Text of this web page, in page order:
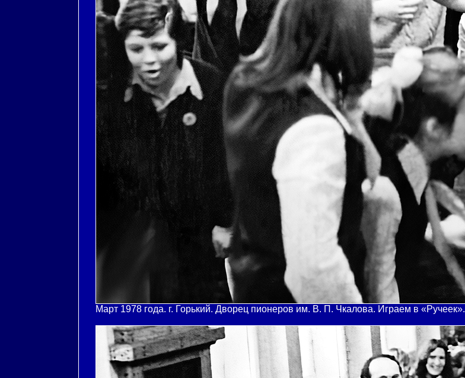
Март 1978 года. г. Горький. Дворец пионеров им. В. П. Чкалова. Играем в «Ручеек».